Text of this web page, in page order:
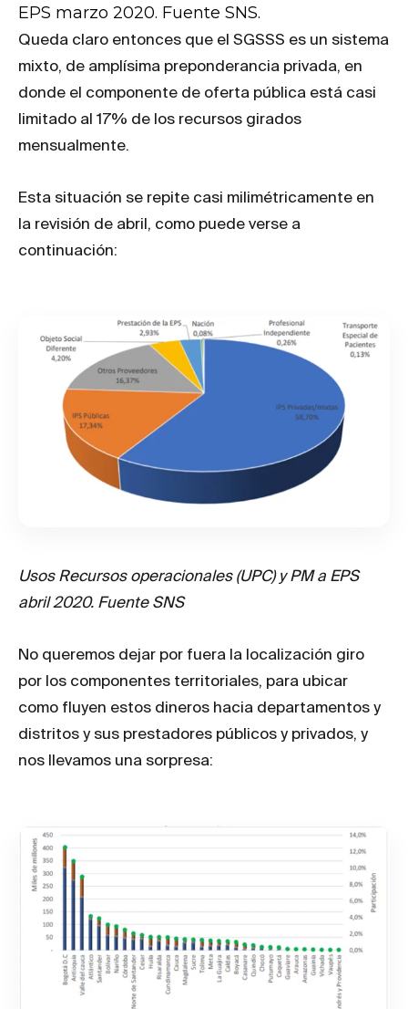
EPS marzo 2020. Fuente SNS.
Queda claro entonces que el SGSSS es un sistema
mixto, de amplísima preponderancia privada, en
donde el componente de oferta pública está casi
limitado al 17% de los recursos girados
mensualmente.
Esta situación se repite casi milimétricamente en
la revisión de abril, como puede verse a
continuación:
Usos Recursos operacionales (UPC) y PM a EPS
abril 2020. Fuente SNS
No queremos dejar por fuera la localización giro
por los componentes territoriales, para ubicar
como fluyen estos dineros hacia departamentos y
distritos y sus prestadores públicos y privados, y
nos llevamos una sorpresa: